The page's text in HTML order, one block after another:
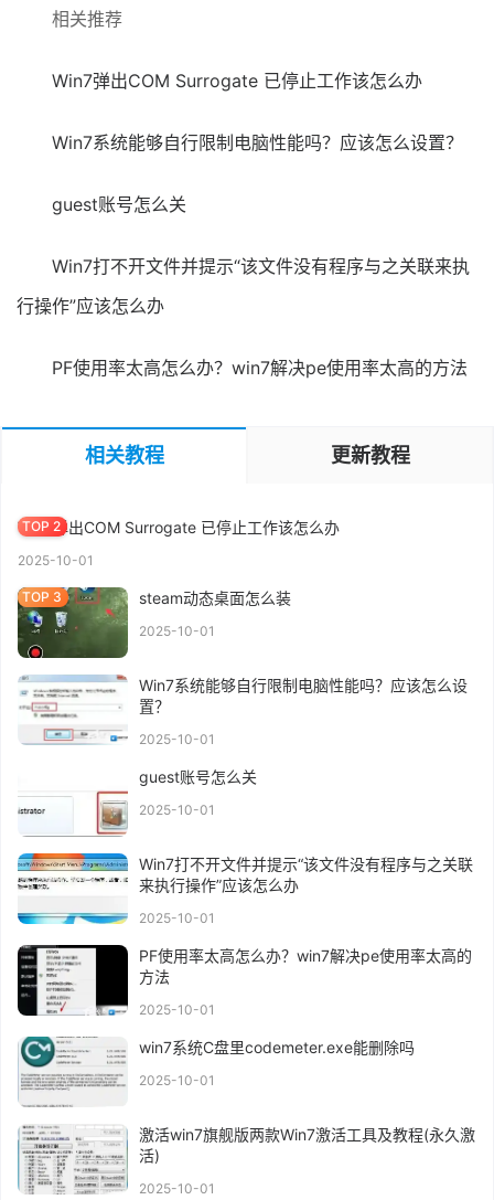
相关推荐
Win7弹出COM Surrogate 已停止工作该怎么办
Win7系统能够自行限制电脑性能吗？应该怎么设置？
guest账号怎么关
Win7打不开文件并提示“该文件没有程序与之关联来执
行操作”应该怎么办
PF使用率太高怎么办？win7解决pe使用率太高的方法
相关教程 更新教程
MBR GPT分区表区别 |2分钟知道磁盘分区,装系统MBR还是GPT好
Win7弹出COM Surrogate 已停止工作该怎么办
2025-10-01
steam动态桌面怎么装
2025-10-01
Win7系统能够自行限制电脑性能吗？应该怎么设
置？
2025-10-01
guest账号怎么关
2025-10-01
Win7打不开文件并提示“该文件没有程序与之关联
来执行操作”应该怎么办
2025-10-01
PF使用率太高怎么办？win7解决pe使用率太高的
方法
2025-10-01
win7系统C盘里codemeter.exe能删除吗
2025-10-01
激活win7旗舰版两款Win7激活工具及教程(永久激
活)
2025-10-01